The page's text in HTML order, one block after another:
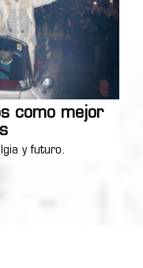
como mejor
y futuro.